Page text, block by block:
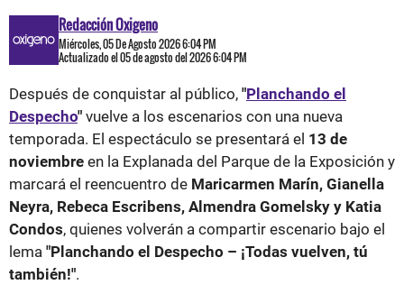
Redacción Oxigeno
Miércoles, 05 De Agosto 2026 6:04 PM
Actualizado el 05 de agosto del 2026 6:04 PM
Después de conquistar al público, "Planchando el
Despecho" vuelve a los escenarios con una nueva
temporada. El espectáculo se presentará el 13 de
noviembre en la Explanada del Parque de la Exposición y
marcará el reencuentro de Maricarmen Marín, Gianella
Neyra, Rebeca Escribens, Almendra Gomelsky y Katia
Condos, quienes volverán a compartir escenario bajo el
lema "Planchando el Despecho – ¡Todas vuelven, tú
también!".